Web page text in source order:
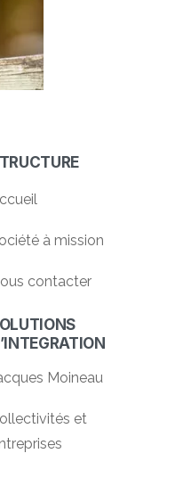
à mission
contacter
Moineau
et